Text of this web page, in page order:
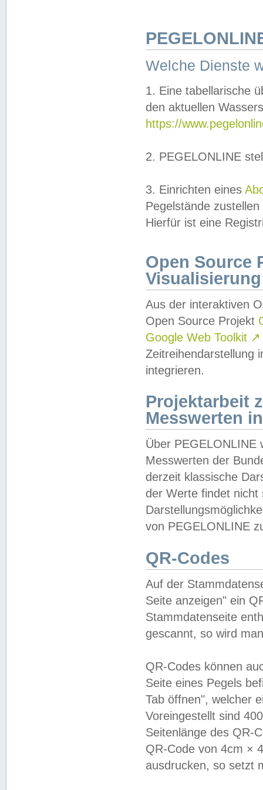
Welche Dienste
1. Eine tabellarische
den aktuellen
https://
2. PEGELONLINE
3. Einrichten eines
Pegelstände
Hierfür ist eine
Open Source
Visualisierung
Aus der interaktiven
Open Source Projekt
Google Web Toolkit ↗
Zeitreihendarstellung
integrieren.
Projektarbeit
Messwerten
Über PEGELONLINE
Messwerten der
derzeit klassische
der Werte findet
von PEGELONLINE
QR-Codes
Auf der
Seite anzeigen" ein
Stammdatenseite
gescannt, so wird
QR-Codes können
Seite eines Pegels
Tab öffnen", welcher
Voreingestellt sind
Seitenlänge des QR-
QR-Code von 4cm ×
ausdrucken, so setzt